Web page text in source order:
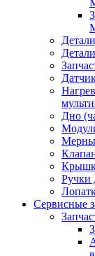
Дно
Ручки
Сервисные